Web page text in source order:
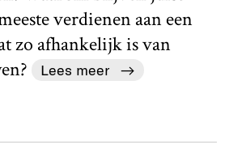
verdienen aan een
zo afhankelijk is van
Lees meer